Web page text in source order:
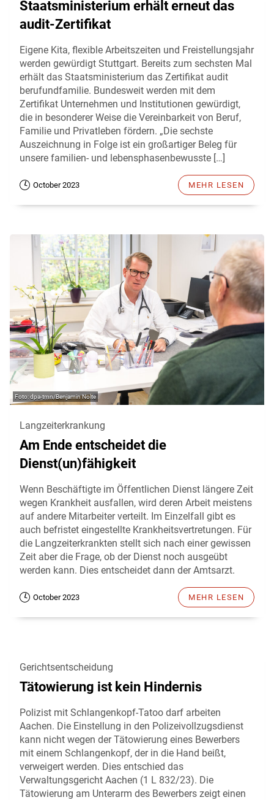
Staatsministerium erhält erneut das
audit-Zertifikat
Eigene Kita, flexible Arbeitszeiten und Freistellungsjahr
werden gewürdigt Stuttgart. Bereits zum sechsten Mal
erhält das Staatsministerium das Zertifikat audit
berufundfamilie. Bundesweit werden mit dem
Zertifikat Unternehmen und Institutionen gewürdigt,
die in besonderer Weise die Vereinbarkeit von Beruf,
Familie und Privatleben fördern. „Die sechste
Auszeichnung in Folge ist ein großartiger Beleg für
unsere familien- und lebensphasenbewusste […]
October 2023 MEHR LESEN
dpa-tmn/Benjamin Nolte
Langzeiterkrankung
Am Ende entscheidet die
Dienst(un)fähigkeit
Wenn Beschäftigte im Öffentlichen Dienst längere Zeit
wegen Krankheit ausfallen, wird deren Arbeit meistens
auf andere Mitarbeiter verteilt. Im Einzelfall gibt es
auch befristet eingestellte Krankheitsvertretungen. Für
die Langzeiterkrankten stellt sich nach einer gewissen
Zeit aber die Frage, ob der Dienst noch ausgeübt
werden kann. Dies entscheidet dann der Amtsarzt.
October 2023 MEHR LESEN
Gerichtsentscheidung
Tätowierung ist kein Hindernis
Polizist mit Schlangenkopf-Tatoo darf arbeiten
Aachen. Die Einstellung in den Polizeivollzugsdienst
kann nicht wegen der Tätowierung eines Bewerbers
mit einem Schlangenkopf, der in die Hand beißt,
verweigert werden. Dies entschied das
Verwaltungsgericht Aachen (1 L 832/23). Die
Tätowierung am Unterarm des Bewerbers zeigt einen